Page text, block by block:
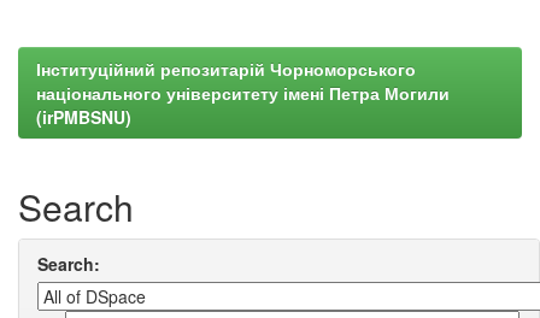
Інституційний репозитарій Чорноморського
національного університету імені Петра Могили
(irPMBSNU)
Search
Search: